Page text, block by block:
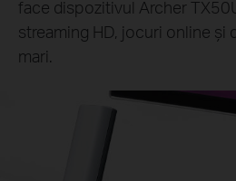
face dispozitivul Archer
streaming HD, jocuri online și
mari.